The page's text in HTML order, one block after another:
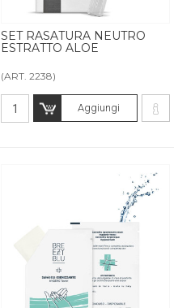
SET RASATURA NEUTRO
ESTRATTO ALOE
(ART. 2238)
Aggiungi